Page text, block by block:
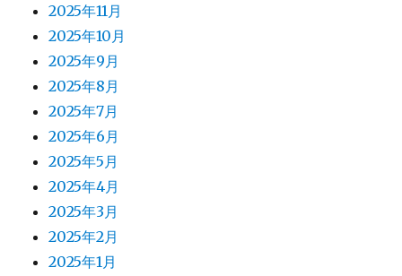
2025年11月
2025年10月
2025年9月
2025年8月
2025年7月
2025年6月
2025年5月
2025年4月
2025年3月
2025年2月
2025年1月